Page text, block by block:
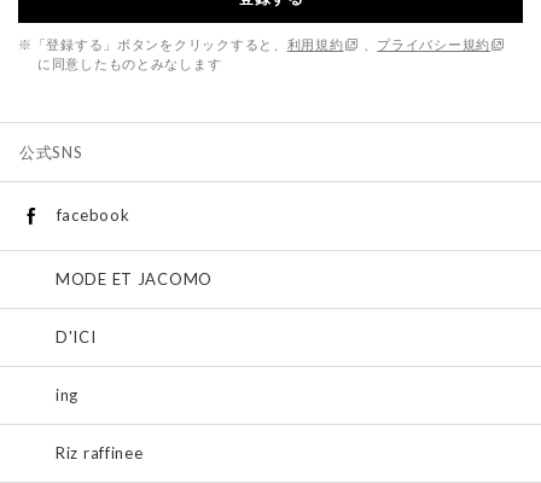
※「登録する」ボタンをクリックすると、 利用規約
プライバシー規約
に同意したものとみなします
公式SNS
facebook
MODE ET JACOMO
D'ICI
ing
Riz raffinee